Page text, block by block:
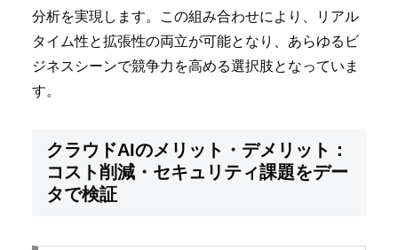
分析を実現します。この組み合わせにより、リアル
タイム性と拡張性の両立が可能となり、あらゆるビ
ジネスシーンで競争力を高める選択肢となっていま
す。
クラウドAIのメリット・デメリット：
コスト削減・セキュリティ課題をデー
タで検証